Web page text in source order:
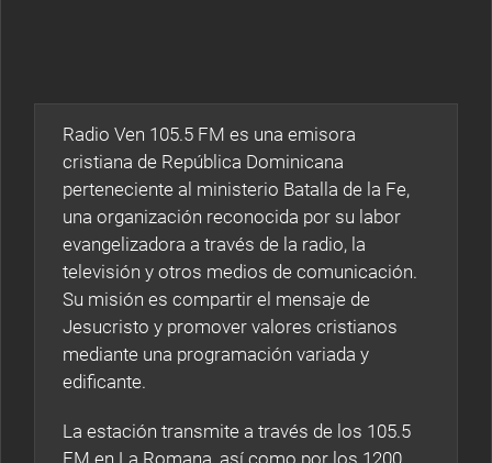
Radio Ven 105.5 FM es una emisora
cristiana de República Dominicana
perteneciente al ministerio Batalla de la Fe,
una organización reconocida por su labor
evangelizadora a través de la radio, la
televisión y otros medios de comunicación.
Su misión es compartir el mensaje de
Jesucristo y promover valores cristianos
mediante una programación variada y
edificante.
La estación transmite a través de los 105.5
FM en La Romana, así como por los 1200